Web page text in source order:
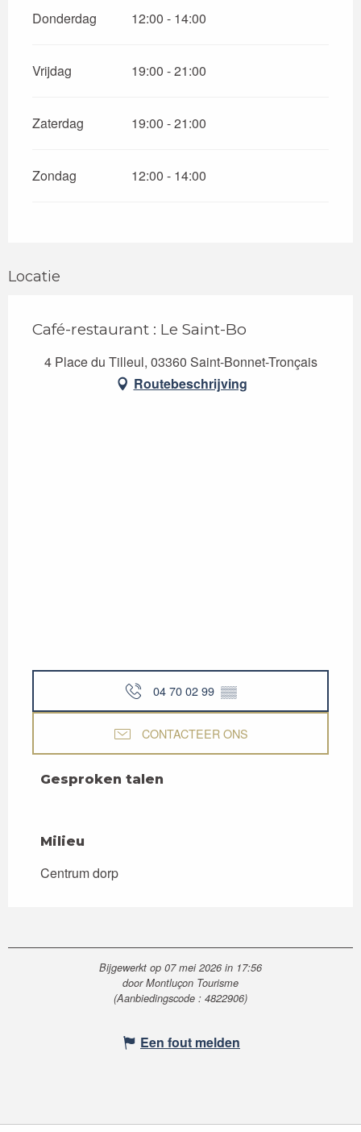
Donderdag 12:00 - 14:00
Vrijdag 19:00 - 21:00
Zaterdag 19:00 - 21:00
Zondag 12:00 - 14:00
Locatie
Café-restaurant : Le Saint-Bo
4 Place du Tilleul, 03360 Saint-Bonnet-Tronçais
Routebeschrijving
04 70 02 99 ▒▒
CONTACTEER ONS
Gesproken talen
Gesproken talen
Milieu
Milieu
Centrum dorp
Bijgewerkt op 07 mei 2026 in 17:56
door Montluçon Tourisme
(Aanbiedingscode : 4822906)
Een fout melden